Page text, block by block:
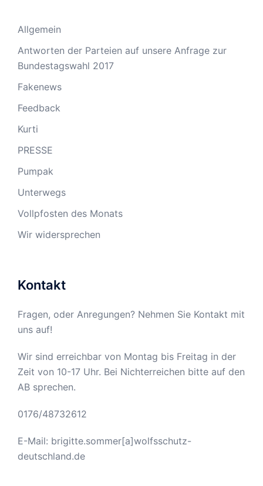
Allgemein
Antworten der Parteien auf unsere Anfrage zur
Bundestagswahl 2017
Fakenews
Feedback
Kurti
PRESSE
Pumpak
Unterwegs
Vollpfosten des Monats
Wir widersprechen
Kontakt
Fragen, oder Anregungen? Nehmen Sie Kontakt mit
uns auf!
Wir sind erreichbar von Montag bis Freitag in der
Zeit von 10-17 Uhr. Bei Nichterreichen bitte auf den
AB sprechen.
0176/48732612
E-Mail: brigitte.sommer[a]wolfsschutz-
deutschland.de